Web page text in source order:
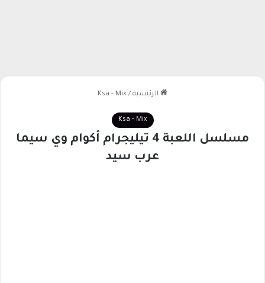
الرئيسية /
Ksa - Mix
Ksa - Mix
مسلسل اللعبة 4 تيليجرام أكوام وي سيما
عرب سيد